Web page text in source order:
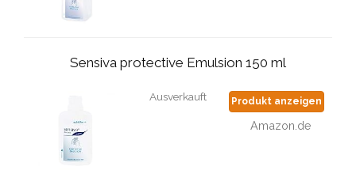
Sensiva protective Emulsion 150 ml
Ausverkauft Produkt anzeigen
Amazon.de